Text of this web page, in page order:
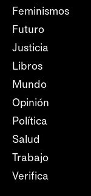
Feminismos
Futuro
Justicia
Libros
Mundo
Opinión
Política
Salud
Trabajo
Verifica